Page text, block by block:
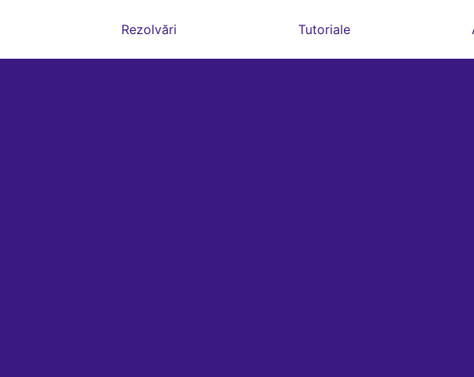
Rezolvări Tutoriale